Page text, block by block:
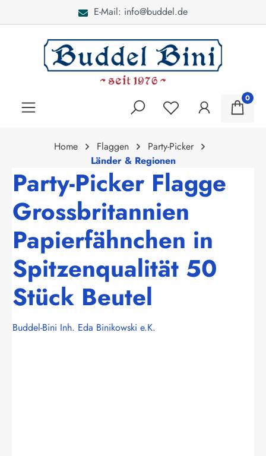
E-Mail: info@buddel.de
0
Home Flaggen
Party-Picker
Länder & Regionen
Party-Picker Flagge
Grossbritannien
Papierfähnchen in
Spitzenqualität 50
Stück Beutel
Buddel-Bini Inh. Eda Binikowski e.K.